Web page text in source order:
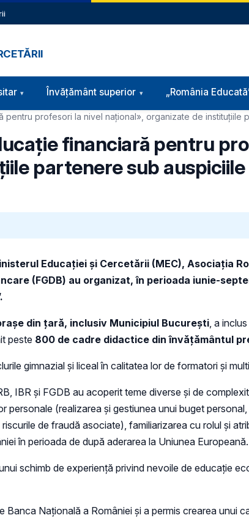
Învățământ superior „România
profesori la nivel național», organizate de instituțiile
financiară pentru
partenere sub auspiciile
Educației și Cercetării (MEC), Asociația
(FGDB) au organizat, în perioada iunie-
din țară, inclusiv Municipiul București, a
peste 800 de cadre didactice din învățământul
gimnazial și liceal în calitatea lor de formatori și
IBR și FGDB au acoperit teme diverse și de
(realizarea și gestiunea unui buget
de fraudă asociate), familiarizarea cu rolul și
în perioada de după aderarea la Uniunea Europeană.
schimb de experiență privind nevoile de educație
Națională a României și a permis crearea unui